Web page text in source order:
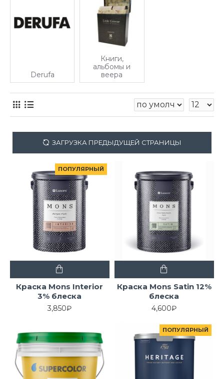
Derufa
Книги,
альбомы и
веера
ЗАГРУЗКА ПРЕДЫДУЩЕЙ СТРАНИЦЫ
ПОПУЛЯРНЫЙ
Краска Mons Interior
3% блеска
3,850₽
Краска Mons Satin 12%
блеска
4,600₽
ПОПУЛЯРНЫЙ